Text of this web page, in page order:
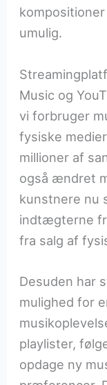
umulig.
Music og
vi forbruger
fysiske
millioner af
også ændret
kunstnere nu
indtægterne
fra salg af
Desuden har
mulighed for
playlister,
opdage ny